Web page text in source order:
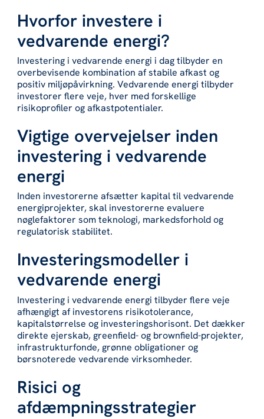
Hvorfor investere i
vedvarende energi?
Investering i vedvarende energi i dag tilbyder en
overbevisende kombination af stabile afkast og
positiv miljøpåvirkning. Vedvarende energi tilbyder
investorer flere veje, hver med forskellige
risikoprofiler og afkastpotentialer.
Vigtige overvejelser inden
investering i vedvarende
energi
Inden investorerne afsætter kapital til vedvarende
energiprojekter, skal investorerne evaluere
nøglefaktorer som teknologi, markedsforhold og
regulatorisk stabilitet.
Investeringsmodeller i
vedvarende energi
Investering i vedvarende energi tilbyder flere veje
afhængigt af investorens risikotolerance,
kapitalstørrelse og investeringshorisont. Det dækker
direkte ejerskab, greenfield- og brownfield-projekter,
infrastrukturfonde, grønne obligationer og
børsnoterede vedvarende virksomheder.
Risici og
afdæmpningsstrategier